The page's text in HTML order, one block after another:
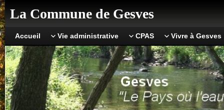
La Commune de Gesves
Accueil Vie administrative CPAS Vivre à Gesves